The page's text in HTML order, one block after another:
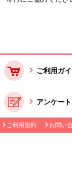
ご利用ガ
アンケート
ご利用規約 お問い